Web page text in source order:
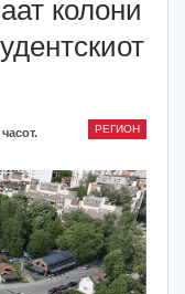
колони
РЕГИОН